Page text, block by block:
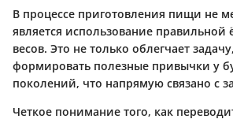
В процессе приготовления пищи не
является использование правильной
весов. Это не только облегчает
формировать полезные привычки у
поколений, что напрямую связано с
Четкое понимание того, как